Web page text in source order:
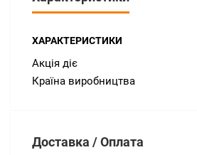
ХАРАКТЕРИСТИКИ
Акція діє
Країна виробництва
Доставка / Оплата